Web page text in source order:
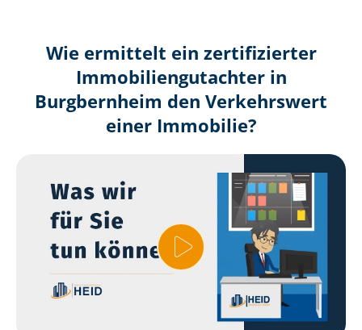
Wie ermittelt ein zertifizierter
Immobilien­gutachter in
Burgbernheim den Verkehrswert
einer Immobilie?